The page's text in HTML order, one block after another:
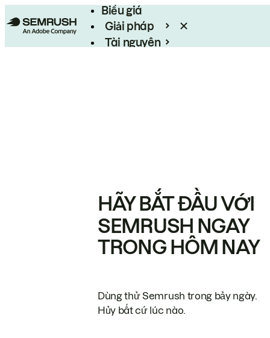
Biểu giá
Giải pháp
Tài nguyên
HÃY BẮT ĐẦU VỚI
SEMRUSH NGAY
TRONG HÔM NAY
Dùng thử Semrush trong bảy ngày.
Hủy bất cứ lúc nào.